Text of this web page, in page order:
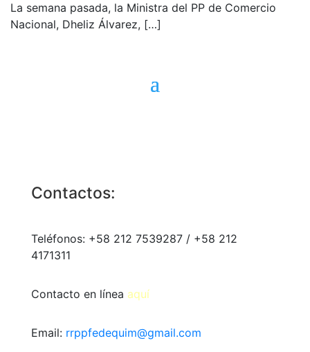
La semana pasada, la Ministra del PP de Comercio
Nacional, Dheliz Álvarez, […]
Contactos:
Teléfonos: +58 212 7539287 / +58 212
4171311
Contacto en línea aquí
Email: rrppfedequim@gmail.com